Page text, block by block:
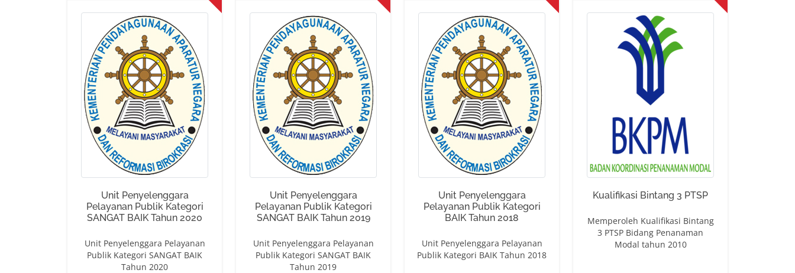
Unit Penyelenggara
Pelayanan Publik Kategori
SANGAT BAIK Tahun 2020
Unit Penyelenggara Pelayanan
Publik Kategori SANGAT BAIK
Tahun 2020
Unit Penyelenggara
Pelayanan Publik Kategori
SANGAT BAIK Tahun 2019
Unit Penyelenggara Pelayanan
Publik Kategori SANGAT BAIK
Tahun 2019
Unit Penyelenggara
Pelayanan Publik Kategori
BAIK Tahun 2018
Unit Penyelenggara Pelayanan
Publik Kategori BAIK Tahun 2018
Kualifikasi Bintang 3 PTSP
Memperoleh Kualifikasi Bintang
3 PTSP Bidang Penanaman
Modal tahun 2010